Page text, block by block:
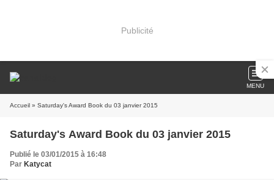
Publicité
MENU
Accueil » Saturday's Award Book du 03 janvier 2015
Saturday's Award Book du 03 janvier 2015
Publié le 03/01/2015 à 16:48
Par Katycat